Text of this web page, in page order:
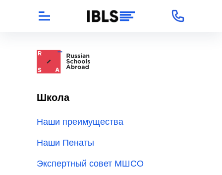
Школа
Наши преимущества
Наши Пенаты
Экспертный совет МШСО